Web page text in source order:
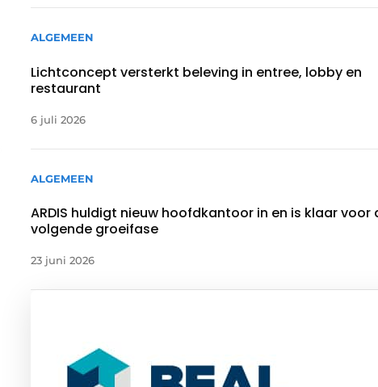
ALGEMEEN
Lichtconcept versterkt beleving in entree, lobby en
restaurant
6 juli 2026
ALGEMEEN
ARDIS huldigt nieuw hoofdkantoor in en is klaar voor
volgende groeifase
23 juni 2026